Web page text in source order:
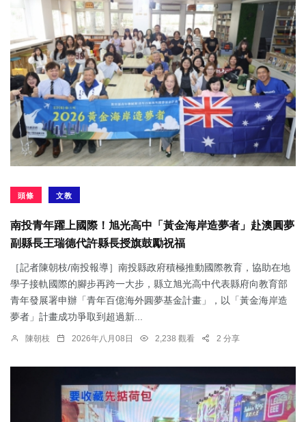
頭條 文教
南投青年躍上國際！旭光高中「黃金海岸造夢者」赴澳圓夢
副縣長王瑞德代許縣長授旗鼓勵祝福
［記者陳朝枝/南投報導］南投縣政府積極推動國際教育，協助在地
學子接軌國際的腳步再跨一大步，縣立旭光高中代表縣府向教育部
青年發展署申辦「青年百億海外圓夢基金計畫」，以「黃金海岸造
夢者」計畫成功爭取到超過新...
陳朝枝 2026年八月08日 2,238 觀看 2 分享